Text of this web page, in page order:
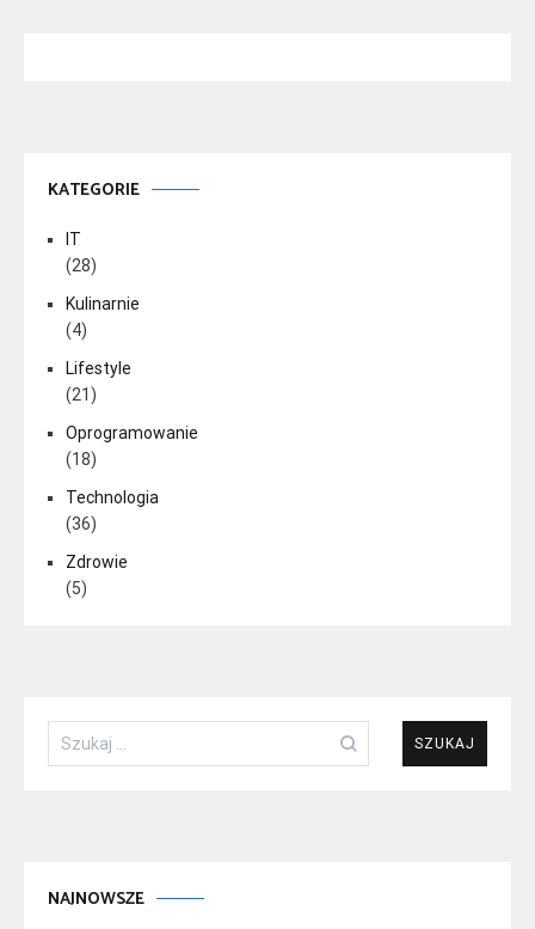
KATEGORIE
IT
(28)
Kulinarnie
(4)
Lifestyle
(21)
Oprogramowanie
(18)
Technologia
(36)
Zdrowie
(5)
NAJNOWSZE